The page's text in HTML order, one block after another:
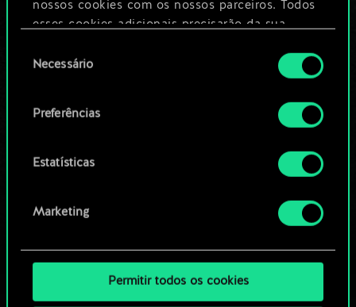
nossos cookies com os nossos parceiros. Todos
esses cookies adicionais precisarão da sua
Você encontrará todos os detalhes sobre o uso
de cookies e poderá ajustar as suas preferências
no menu "Configurações" abaixo.
deNecessário
Preferências
Estatísticas
Marketing
Permitir todos os cookies
comunidade